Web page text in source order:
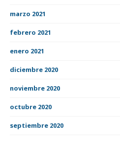
marzo 2021
febrero 2021
enero 2021
diciembre 2020
noviembre 2020
octubre 2020
septiembre 2020